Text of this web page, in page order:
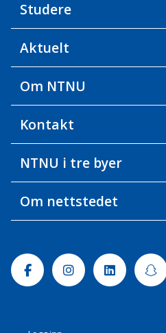
Studere
Aktuelt
Om NTNU
Kontakt
NTNU i tre byer
Om nettstedet
FacebookInstagramLinkedin